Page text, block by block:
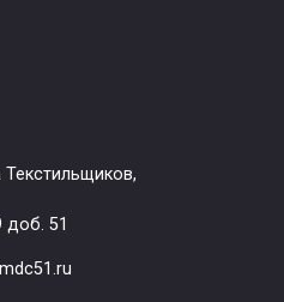
Текстильщиков,
доб. 51